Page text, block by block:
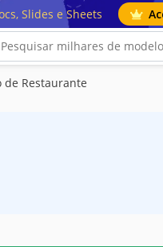
Slides e Sheets
de Restaurante